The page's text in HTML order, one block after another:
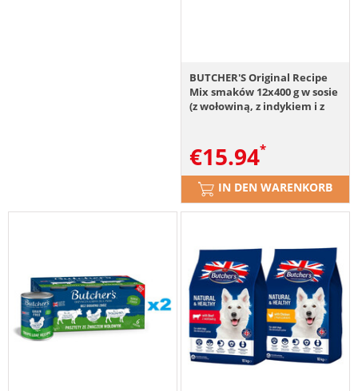
BUTCHER'S Original Recipe
Mix smaków 12x400 g w sosie
(z wołowiną, z indykiem i z
kurczakiem)
€15.94
IN DEN WARENKORB